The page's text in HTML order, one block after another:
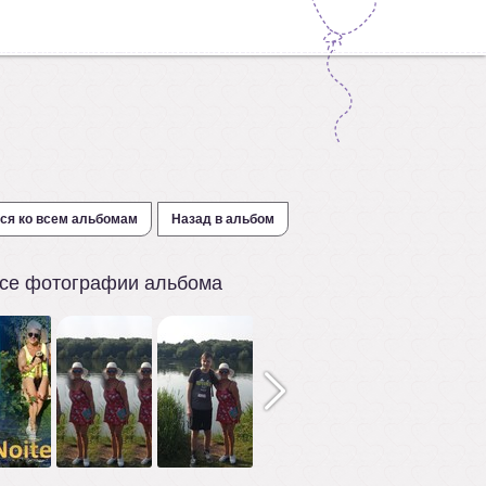
ко всем альбомам Назад в альбом
фотографии альбома